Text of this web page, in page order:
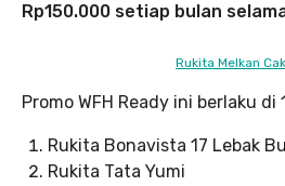
Rp150.000 setiap bulan
Rukita Melkan
Promo WFH Ready ini berlaku
Rukita Bonavista 17 Lebak
Rukita Tata Yumi